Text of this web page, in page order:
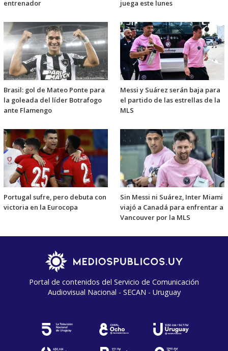
entrenador
juega este lunes
Brasil: gol de Mateo Ponte para
la goleada del líder Botrafogo
ante Flamengo
Messi y Suárez serán baja para
el partido de las estrellas de la
MLS
Portugal sufre, pero debuta con
victoria en la Eurocopa
Sin Messi ni Suárez, Inter Miami
viajó a Canadá para enfrentar a
Vancouver por la MLS
Portal de contenidos del Servicio de Comunicación
Audiovisual Nacional - SECAN - Uruguay